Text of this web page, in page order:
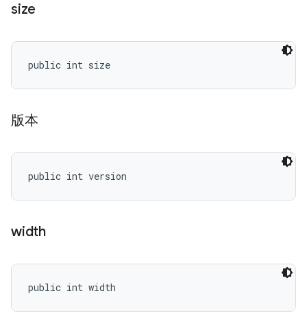
size
public int size
版本
public int version
width
public int width